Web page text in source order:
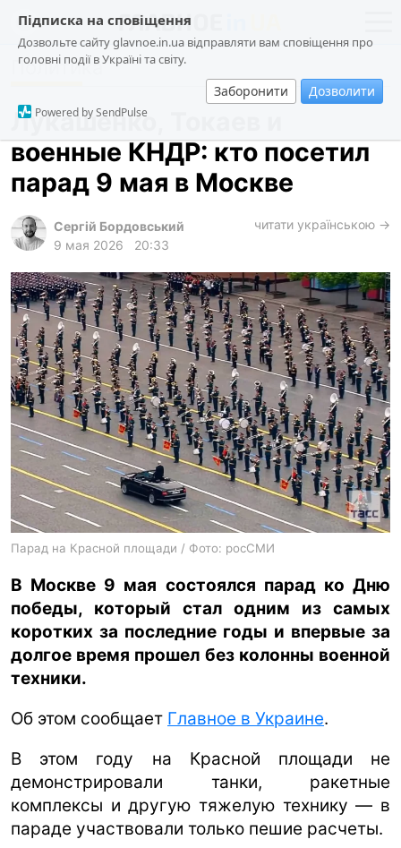
Підписка на сповіщення
Дозвольте сайту glavnoe.in.ua відправляти вам сповіщення про
головні події в Україні та світу.
Заборонити Дозволити
Powered by SendPulse
новости
о проекте
общество
происшествия
криминал
лонгриды
харьков
архив
gambling
ua ru en
Политика
Лукашенко, Токаев и
военные КНДР: кто посетил
парад 9 мая в Москве
Сергій Бордовський
9 мая 2026
20:33
читати українською →
Парад на Красной площади / Фото: росСМИ
В Москве 9 мая состоялся парад ко Дню
победы, который стал одним из самых
коротких за последние годы и впервые за
долгое время прошел без колонны военной
техники.
Об этом сообщает Главное в Украине.
В этом году на Красной площади не
демонстрировали танки, ракетные
комплексы и другую тяжелую технику — в
параде участвовали только пешие расчеты.